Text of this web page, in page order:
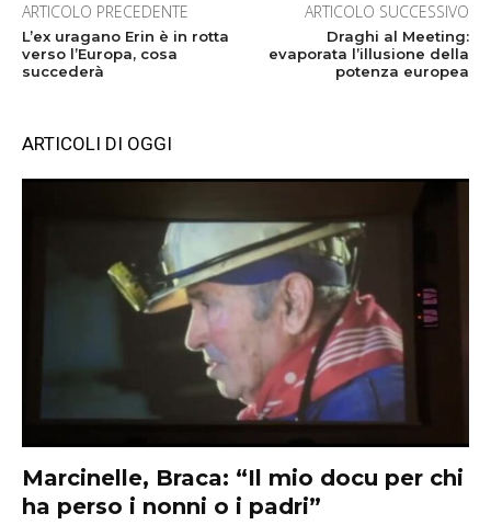
ARTICOLO PRECEDENTE
L’ex uragano Erin è in rotta
verso l’Europa, cosa
succederà
ARTICOLO SUCCESSIVO
Draghi al Meeting:
evaporata l’illusione della
potenza europea
ARTICOLI DI OGGI
Marcinelle, Braca: “Il mio docu per chi
ha perso i nonni o i padri”